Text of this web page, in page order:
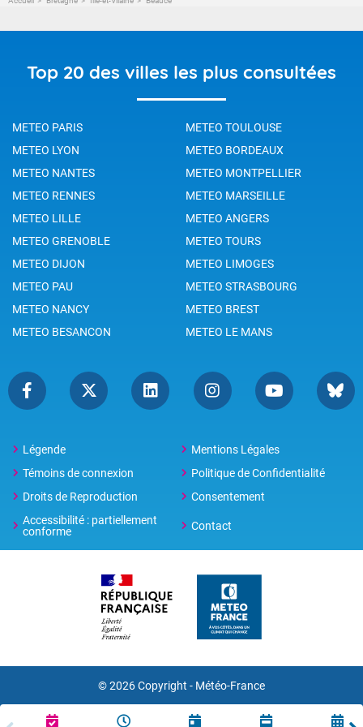
Top 20 des villes les plus consultées
METEO PARIS
METEO TOULOUSE
METEO LYON
METEO BORDEAUX
METEO NANTES
METEO MONTPELLIER
METEO RENNES
METEO MARSEILLE
METEO LILLE
METEO ANGERS
METEO GRENOBLE
METEO TOURS
METEO DIJON
METEO LIMOGES
METEO PAU
METEO STRASBOURG
METEO NANCY
METEO BREST
METEO BESANCON
METEO LE MANS
Légende
Mentions Légales
Témoins de connexion
Politique de Confidentialité
Droits de Reproduction
Consentement
Accessibilité : partiellement
conforme
Contact
© 2026 Copyright - Météo-France